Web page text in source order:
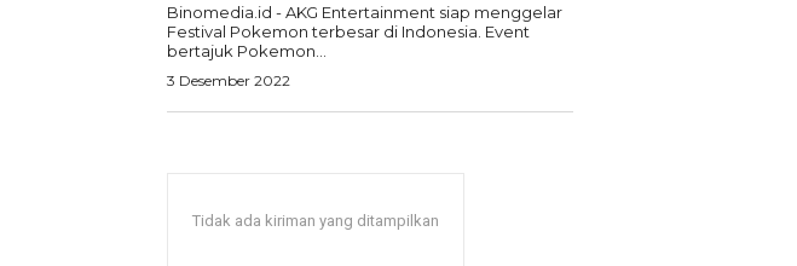
Binomedia.id - AKG Entertainment siap menggelar
Festival Pokemon terbesar di Indonesia. Event
bertajuk Pokemon...
3 Desember 2022
Tidak ada kiriman yang ditampilkan